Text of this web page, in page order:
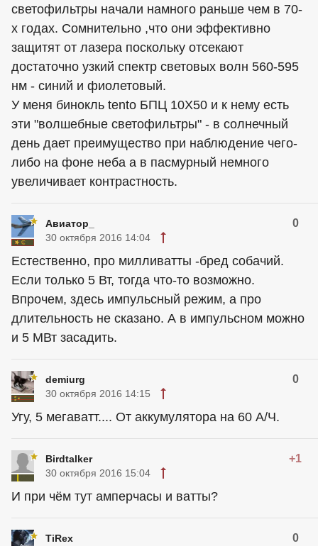
светофильтры начали намного раньше чем в 70-
х годах. Сомнительно ,что они эффективно
защитят от лазера поскольку отсекают
достаточно узкий спектр световых волн 560-595
нм - синий и фиолетовый.
У меня бинокль tento БПЦ 10Х50 и к нему есть
эти "волшебные светофильтры" - в солнечный
день дает преимущество при наблюдение чего-
либо на фоне неба а в пасмурный немного
увеличивает контрастность.
Авиатор_ 0
30 октября 2016 14:04
Естественно, про милливатты -бред собачий.
Если только 5 Вт, тогда что-то возможно.
Впрочем, здесь импульсный режим, а про
длительность не сказано. А в импульсном можно
и 5 МВт засадить.
demiurg 0
30 октября 2016 14:15
Угу, 5 мегаватт.... От аккумулятора на 60 А/Ч.
Birdtalker +1
30 октября 2016 15:04
И при чём тут амперчасы и ватты?
TiRex 0